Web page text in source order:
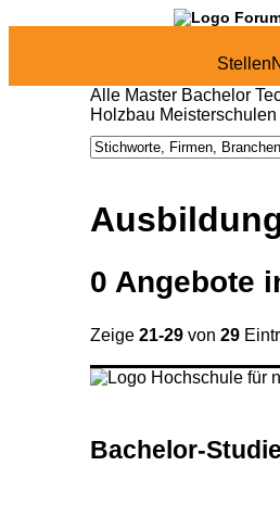
Stellen
Alle Master Bachelor
Holzbau Meisterschulen
0 Angebote
Zeige 21-29von 29
Bachelor-